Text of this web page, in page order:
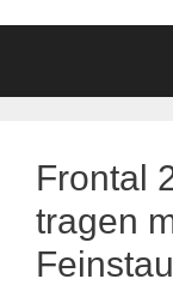
Frontal
tragen